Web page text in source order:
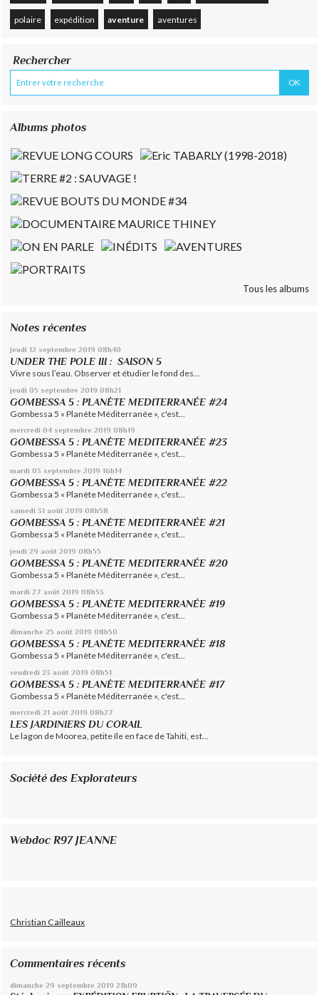
polaire expédition aventure aventures
Rechercher
Albums photos
Tous les albums
Notes récentes
jeudi 12 septembre 2019 08h40
UNDER THE POLE III : SAISON 5
Vivre sous l’eau. Observer et étudier le fond des...
jeudi 05 septembre 2019 08h21
GOMBESSA 5 : PLANÈTE MEDITERRANÉE #24
Gombessa 5 « Planète Méditerranée », c'est...
mercredi 04 septembre 2019 08h19
GOMBESSA 5 : PLANÈTE MEDITERRANÉE #23
Gombessa 5 « Planète Méditerranée », c'est...
mardi 03 septembre 2019 16h14
GOMBESSA 5 : PLANÈTE MEDITERRANÉE #22
Gombessa 5 « Planète Méditerranée », c'est...
samedi 31 août 2019 08h58
GOMBESSA 5 : PLANÈTE MEDITERRANÉE #21
Gombessa 5 « Planète Méditerranée », c'est...
jeudi 29 août 2019 08h55
GOMBESSA 5 : PLANÈTE MEDITERRANÉE #20
Gombessa 5 « Planète Méditerranée », c'est...
mardi 27 août 2019 08h53
GOMBESSA 5 : PLANÈTE MEDITERRANÉE #19
Gombessa 5 « Planète Méditerranée », c'est...
dimanche 25 août 2019 08h50
GOMBESSA 5 : PLANÈTE MEDITERRANÉE #18
Gombessa 5 « Planète Méditerranée », c'est...
vendredi 23 août 2019 08h51
GOMBESSA 5 : PLANÈTE MEDITERRANÉE #17
Gombessa 5 « Planète Méditerranée », c'est...
mercredi 21 août 2019 08h27
LES JARDINIERS DU CORAIL
Le lagon de Moorea, petite île en face de Tahiti, est...
Société des Explorateurs
Webdoc R97 JEANNE
Christian Cailleaux
Commentaires récents
dimanche 29 septembre 2019 21h09